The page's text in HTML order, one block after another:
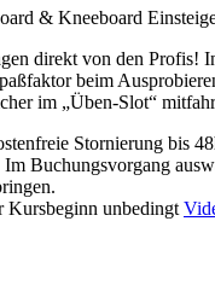
& Kneeboard
direkt von den Profis!
beim
im „Üben-Slot“
Stornierung bis
Im Buchungsvorgang
Kursbeginn unbedingt